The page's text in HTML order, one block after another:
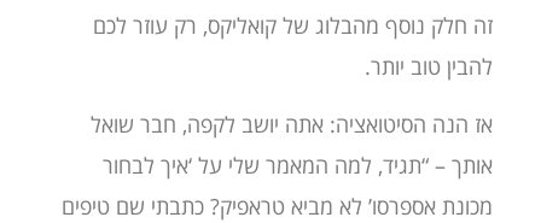
זה חלק נוסף מהבלוג של קואליקס, רק עוזר לכם
להבין טוב יותר.
אז הנה הסיטואציה: אתה יושב לקפה, חבר שואל
אותך – “תגיד, למה המאמר שלי על ‘איך לבחור
מכונת אספרסו’ לא מביא טראפיק? כתבתי שם טיפים